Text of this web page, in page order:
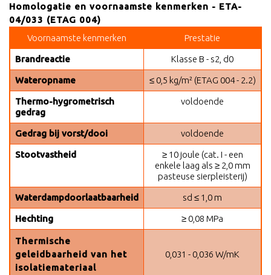
Homologatie en voornaamste kenmerken - ETA-
04/033 (ETAG 004)
Voornaamste kenmerken
Prestatie
Brandreactie Klasse B - s2, d0
Wateropname ≤ 0,5 kg/m² (ETAG 004 - 2.2)
Thermo-hygrometrisch
gedrag
voldoende
Gedrag bij vorst/dooi voldoende
Stootvastheid
≥ 10 joule (cat. I - een
enkele laag als ≥ 2,0 mm
pasteuse sierpleisterij)
Waterdampdoorlaatbaarheid sd ≤ 1,0 m
Hechting ≥ 0,08 MPa
T hermische
geleidbaarheid van het
isolatiemateriaal
0,031 - 0,036 W/mK